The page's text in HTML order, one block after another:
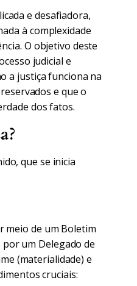
e desafiadora,
à complexidade
O objetivo deste
judicial e
a justiça funciona na
e que o
dos fatos.
que se inicia
meio de um Boletim
um Delegado de
(materialidade) e
cruciais: